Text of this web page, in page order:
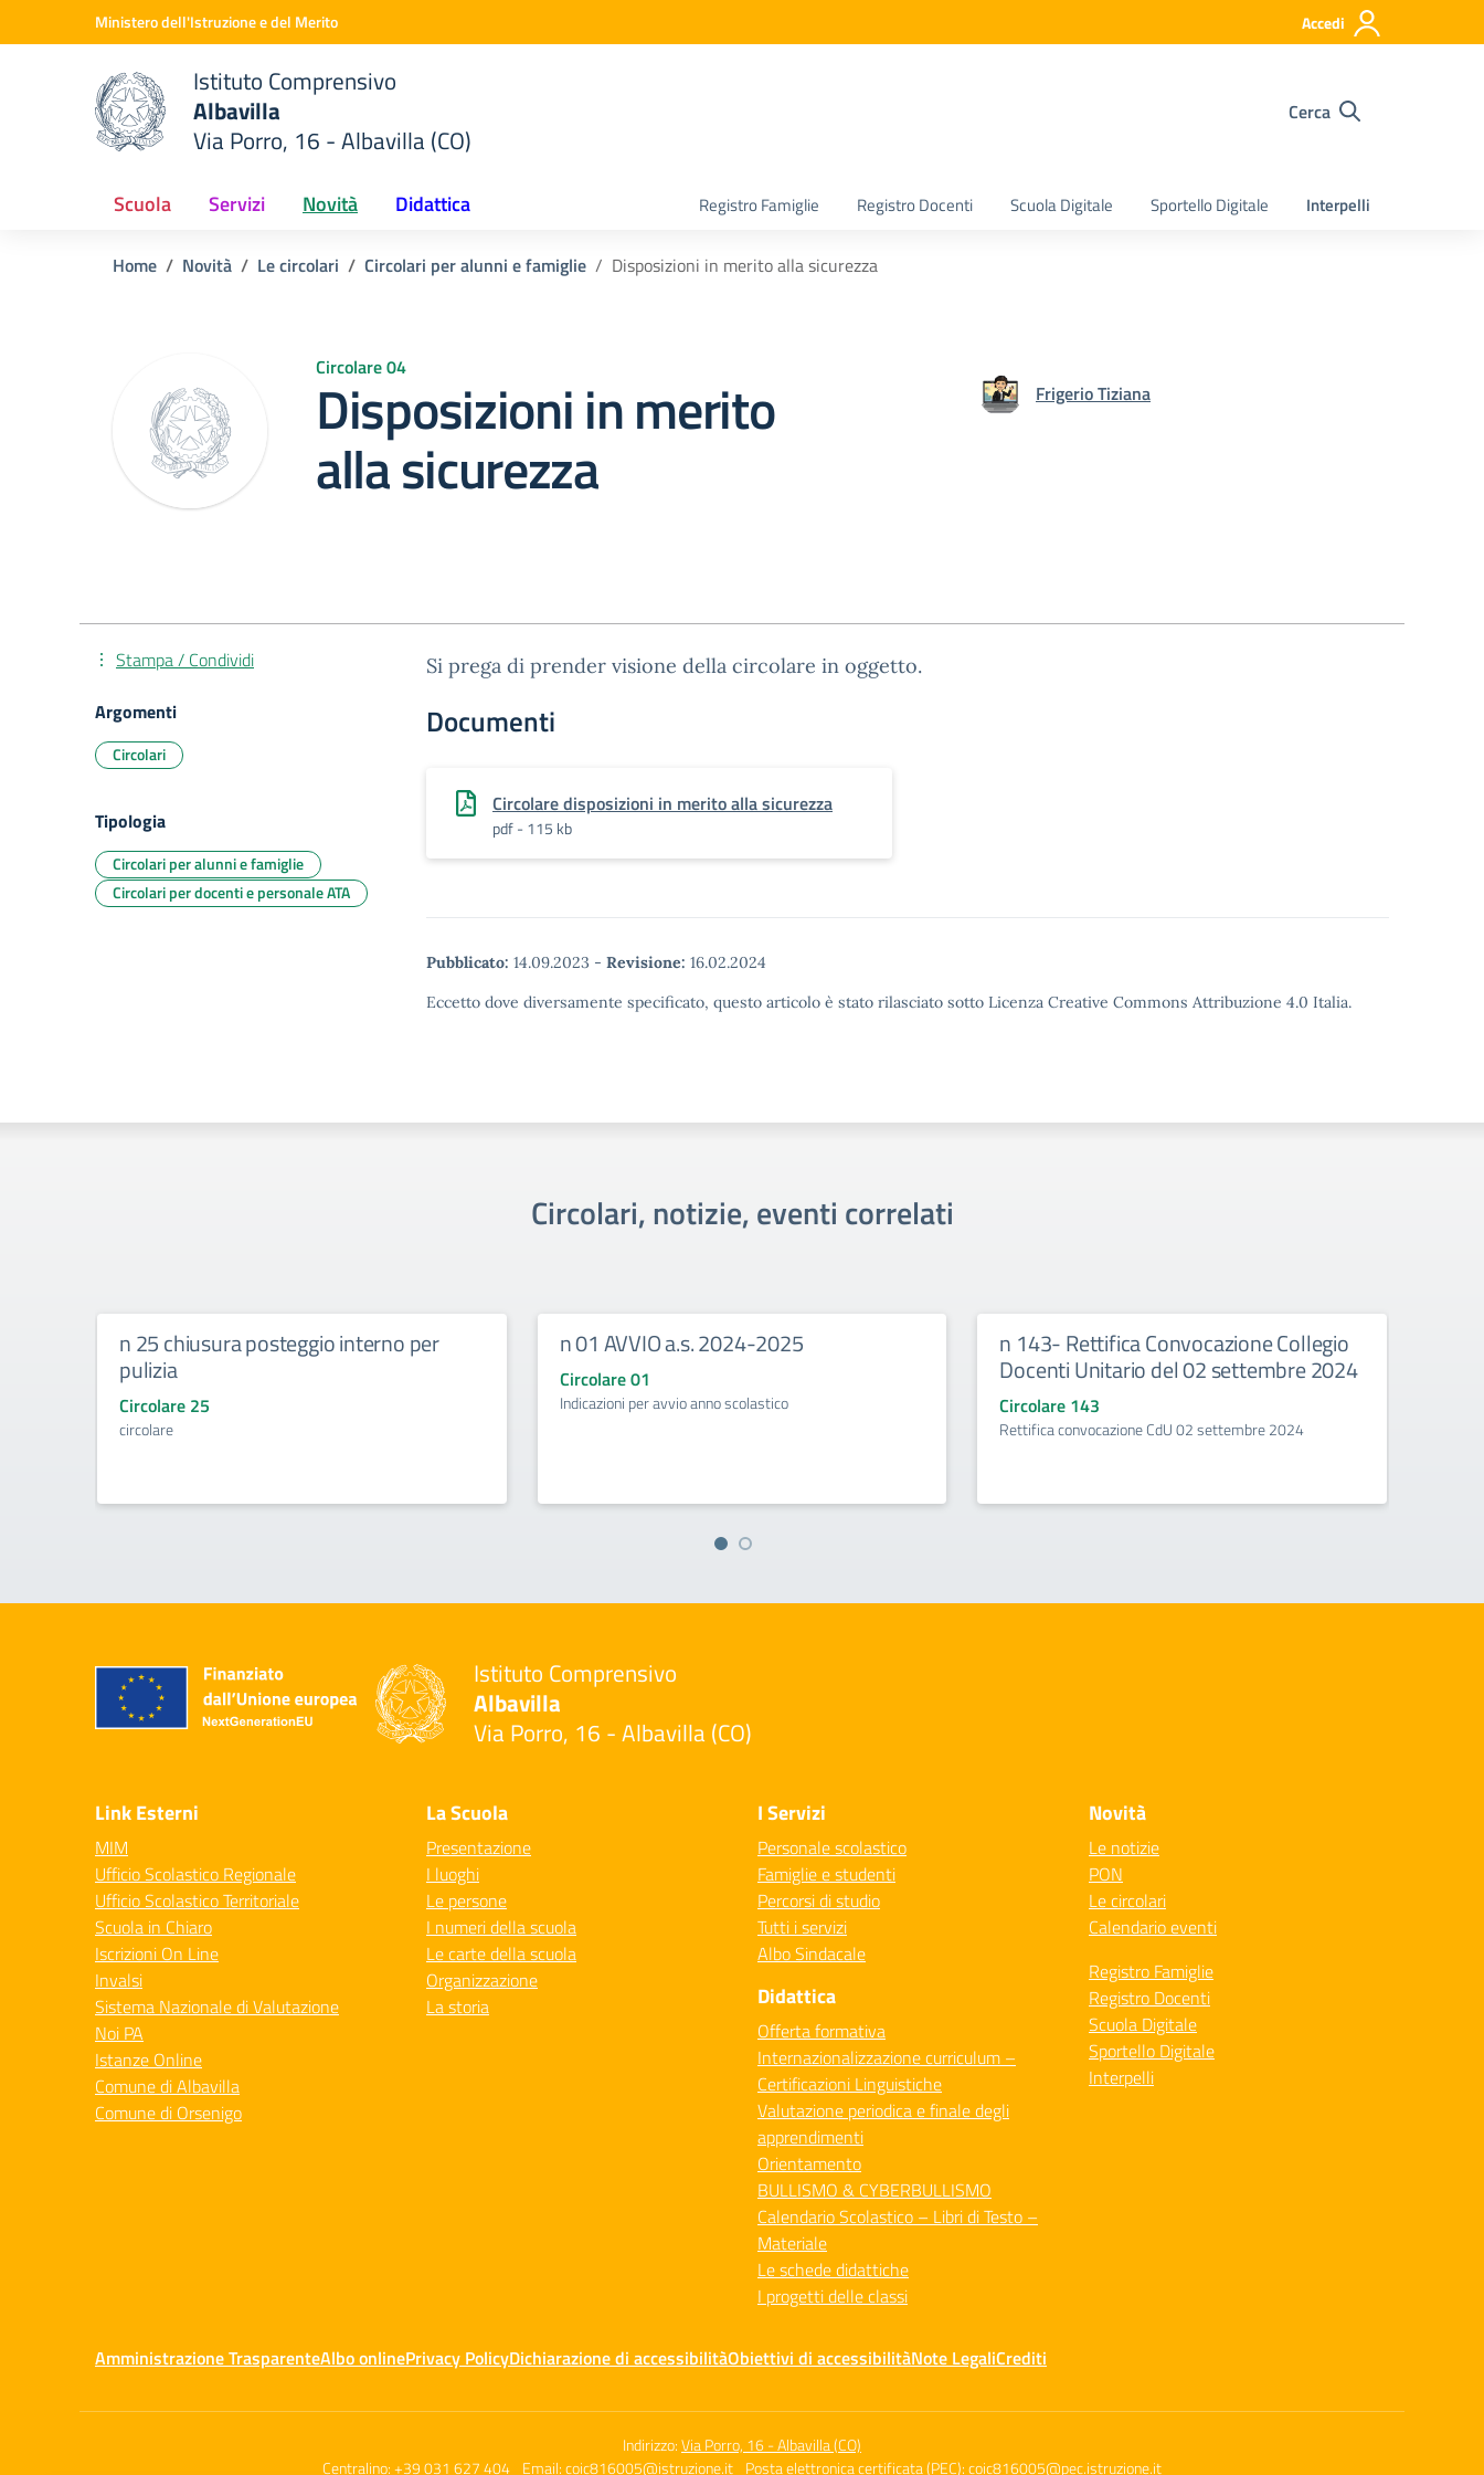
Vai ai contenuti
Vai al menu di navigazioneMinistero dell'Istruzione e del Merito Accedi
scuola
Istituto Comprensivo
Albavilla
Via Porro, 16 - Albavilla (CO)
Cerca
Scuola Servizi Novità Didattica Registro Famiglie Registro Docenti Scuola Digitale Sportello Digitale Interpelli
Home Novità Le circolari Circolari per alunni e famiglie Disposizioni in merito alla sicurezza
Circolare 04
Disposizioni in merito
alla sicurezza
Frigerio Tiziana
Si prega di prender visione della circolare in oggetto.
Documenti
Circolare disposizioni in merito alla sicurezza
pdf - 115 kb
Pubblicato: 14.09.2023 - Revisione: 16.02.2024
Eccetto dove diversamente specificato, questo articolo è stato rilasciato sotto Licenza Creative Commons Attribuzione 4.0 Italia.
Stampa / Condividi
Argomenti
Circolari
Tipologia
Circolari per alunni e famiglie
Circolari per docenti e personale ATA
Circolari, notizie, eventi correlati
n 25 chiusura posteggio interno per
pulizia
Circolare 25
circolare
n 01 AVVIO a.s. 2024-2025
Circolare 01
Indicazioni per avvio anno scolastico
n 143- Rettifica Convocazione Collegio
Docenti Unitario del 02 settembre 2024
Circolare 143
Rettifica convocazione CdU 02 settembre 2024
Istituto Comprensivo
Albavilla
Via Porro, 16 - Albavilla (CO)
Link Esterni
MIM
Ufficio Scolastico Regionale
Ufficio Scolastico Territoriale
Scuola in Chiaro
Iscrizioni On Line
Invalsi
Sistema Nazionale di Valutazione
Noi PA
Istanze Online
Comune di Albavilla
Comune di Orsenigo
La Scuola
Presentazione
I luoghi
Le persone
I numeri della scuola
Le carte della scuola
Organizzazione
La storia
I Servizi
Personale scolastico
Famiglie e studenti
Percorsi di studio
Tutti i servizi
Albo Sindacale
Didattica
Offerta formativa
Internazionalizzazione curriculum –
Certificazioni Linguistiche
Valutazione periodica e finale degli
apprendimenti
Orientamento
BULLISMO & CYBERBULLISMO
Calendario Scolastico – Libri di Testo –
Materiale
Le schede didattiche
I progetti delle classi
Novità
Le notizie
PON
Le circolari
Calendario eventi
Registro Famiglie
Registro Docenti
Scuola Digitale
Sportello Digitale
Interpelli
Amministrazione TrasparenteAlbo onlinePrivacy PolicyDichiarazione di accessibilitàObiettivi di accessibilitàNote LegaliCrediti
Indirizzo:Via Porro, 16 - Albavilla (CO)
Centralino:+39 031 627 404 Email:coic816005@istruzione.it Posta elettronica certificata (PEC):coic816005@pec.istruzione.it